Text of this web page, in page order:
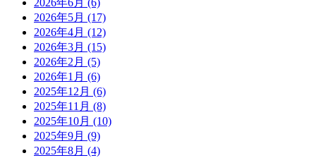
2026年6月 (6)
2026年5月 (17)
2026年4月 (12)
2026年3月 (15)
2026年2月 (5)
2026年1月 (6)
2025年12月 (6)
2025年11月 (8)
2025年10月 (10)
2025年9月 (9)
2025年8月 (4)